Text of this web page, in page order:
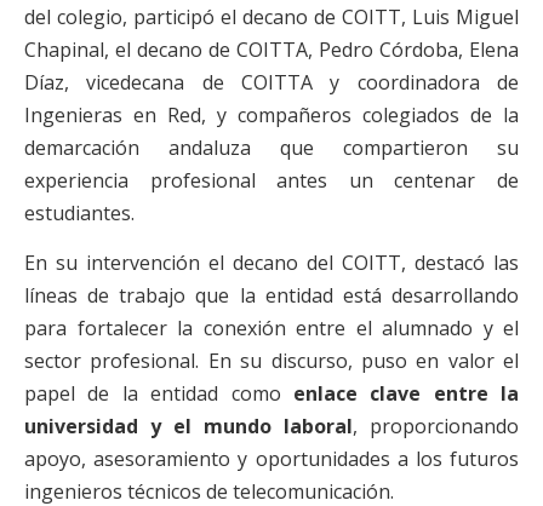
del colegio, participó el decano de COITT, Luis Miguel
Chapinal, el decano de COITTA, Pedro Córdoba, Elena
Díaz, vicedecana de COITTA y coordinadora de
Ingenieras en Red, y compañeros colegiados de la
demarcación andaluza que compartieron su
experiencia profesional antes un centenar de
estudiantes.
En su intervención el decano del COITT, destacó las
líneas de trabajo que la entidad está desarrollando
para fortalecer la conexión entre el alumnado y el
sector profesional. En su discurso, puso en valor el
papel de la entidad como enlace clave entre la
universidad y el mundo laboral, proporcionando
apoyo, asesoramiento y oportunidades a los futuros
ingenieros técnicos de telecomunicación.